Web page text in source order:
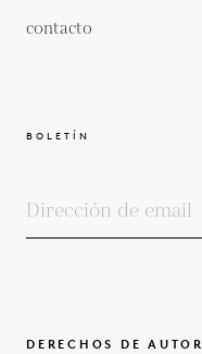
contacto
BOLETÍN
DERECHOS DE AUTOR